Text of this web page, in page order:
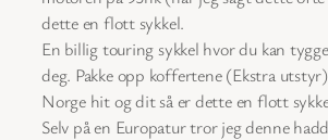
dette en flott sykkel.
En billig touring sykkel hvor du kan
deg. Pakke opp koffertene (Ekstra
Norge hit og dit så er dette en flott
Selv på en Europatur tror jeg denne